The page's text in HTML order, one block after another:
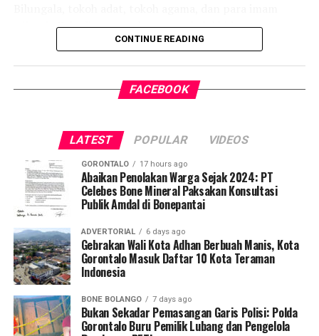
wilayah. Kehadiran mereka menambah khidmat suasana
kegiatan yang sarat makna kebersamaan.
Suleman, S.Pd.Gr, dalam sambutannya menyampaikan
hubungan antara pemuda, pemerintah, dan masyarakat.
Menurutnya, Karang Taruna memiliki peran penting
sebagai wadah pembinaan sosial bagi generasi muda
agar terus berkontribusi aktif dalam pembangunan desa.
“Melalui Halal Bihalal ini,
kami ingin meneguhkan
semangat kebersamaan,
memperkuat solidaritas,
CONTINUE READING
FACEBOOK
LATEST POPULAR VIDEOS
GORONTALO 17 hours ago
Abaikan Penolakan Warga Sejak 2024: PT
Celebes Bone Mineral Paksakan Konsultasi
Publik Amdal di Bonepantai
ADVERTORIAL 6 days ago
Gebrakan Wali Kota Adhan Berbuah Manis, Kota
Gorontalo Masuk Daftar 10 Kota Teraman
Indonesia
BONE BOLANGO 7 days ago
Bukan Sekadar Pemasangan Garis Polisi: Polda
Gorontalo Buru Pemilik Lubang dan Pengelola